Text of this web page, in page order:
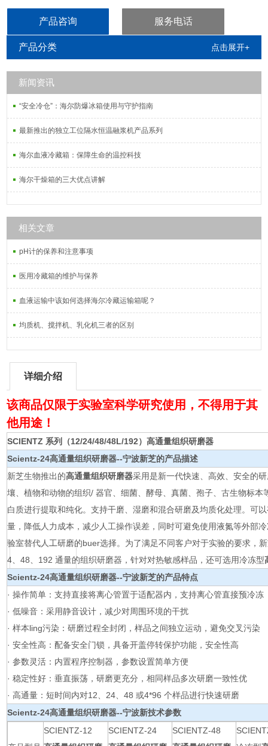
产品咨询 服务电话
产品分类 点击展开+
新闻资讯
“安全冷仓”：海尔防爆冰箱使用与守护指南
最新推出的独立工位隔水恒温融浆机产品系列
海尔血液冷藏箱：保障生命的温控科技
海尔干燥箱的三大优点讲解
相关文章
pH计的保养和注意事项
医用冷藏箱的维护与保养
血液运输中该如何选择海尔冷藏运输箱呢？
均质机、搅拌机、乳化机三者的区别
详细介绍
该商品仅限于实验室科学研究使用，不得用于其
他用途！
SCIENTZ 系列（12/24/48/48L/192）高通量组织研磨器
Scientz-24高通量组织研磨器--宁波新芝的产品描述
新芝生物推出的高通量组织研磨器采用是新一代快速、高效、安全的
壤、植物和动物的组织/ 器官、细菌、酵母、真菌、孢子、古生物标本
白质进行提取和纯化。支持干磨、湿磨和混合研磨及均质化处理。可
量，降低人力成本，减少人工操作误差，同时可避免使用液氮等外部
验室替代人工研磨的buer选择。为了满足不同客户对于实验的要求，
4、48、192 通量的组织研磨器，针对对热敏感样品，还可选用冷冻型
Scientz-24高通量组织研磨器--宁波新芝的产品特点
· 操作简单：支持直接将离心管置于适配器内，支持离心管直接预冷冻
· 低噪音：采用静音设计，减少对周围环境的干扰
· 样本ling污染：研磨过程全封闭，样品之间独立运动，避免交叉污染
· 安全性高：配备安全门锁，具备开盖停转保护功能，安全性高
· 参数灵活：内置程序控制器，参数设置简单方便
· 稳定性好：垂直振荡，研磨更充分，相同样品多次研磨一致性优
· 高通量：短时间内对12、24、48 或4*96 个样品进行快速研磨
Scientz-24高通量组织研磨器--宁波新技术参数
SCIENTZ-12
SCIENTZ-24
SCIENTZ-48